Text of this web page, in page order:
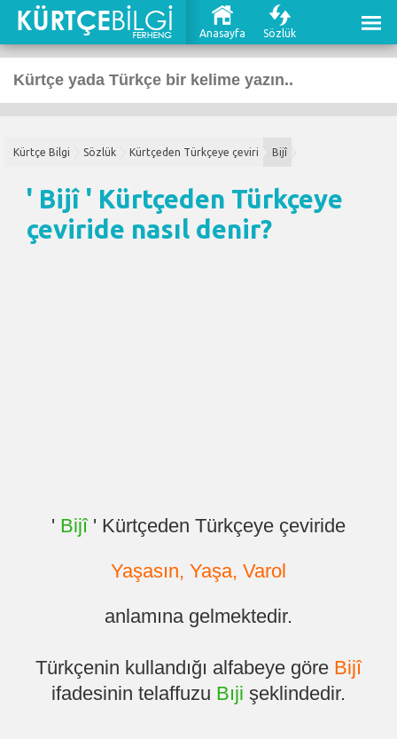
Anasayfa Sözlük
Kürtçe Bilgi Sözlük Kürtçeden Türkçeye çeviri Bijî
' Bijî ' Kürtçeden Türkçeye
çeviride nasıl denir?
' Bijî' Kürtçeden Türkçeye çeviride
Yaşasın, Yaşa, Varol
anlamına gelmektedir.
Türkçenin kullandığı alfabeye göre Bijî
ifadesinin telaffuzu Bıji şeklindedir.